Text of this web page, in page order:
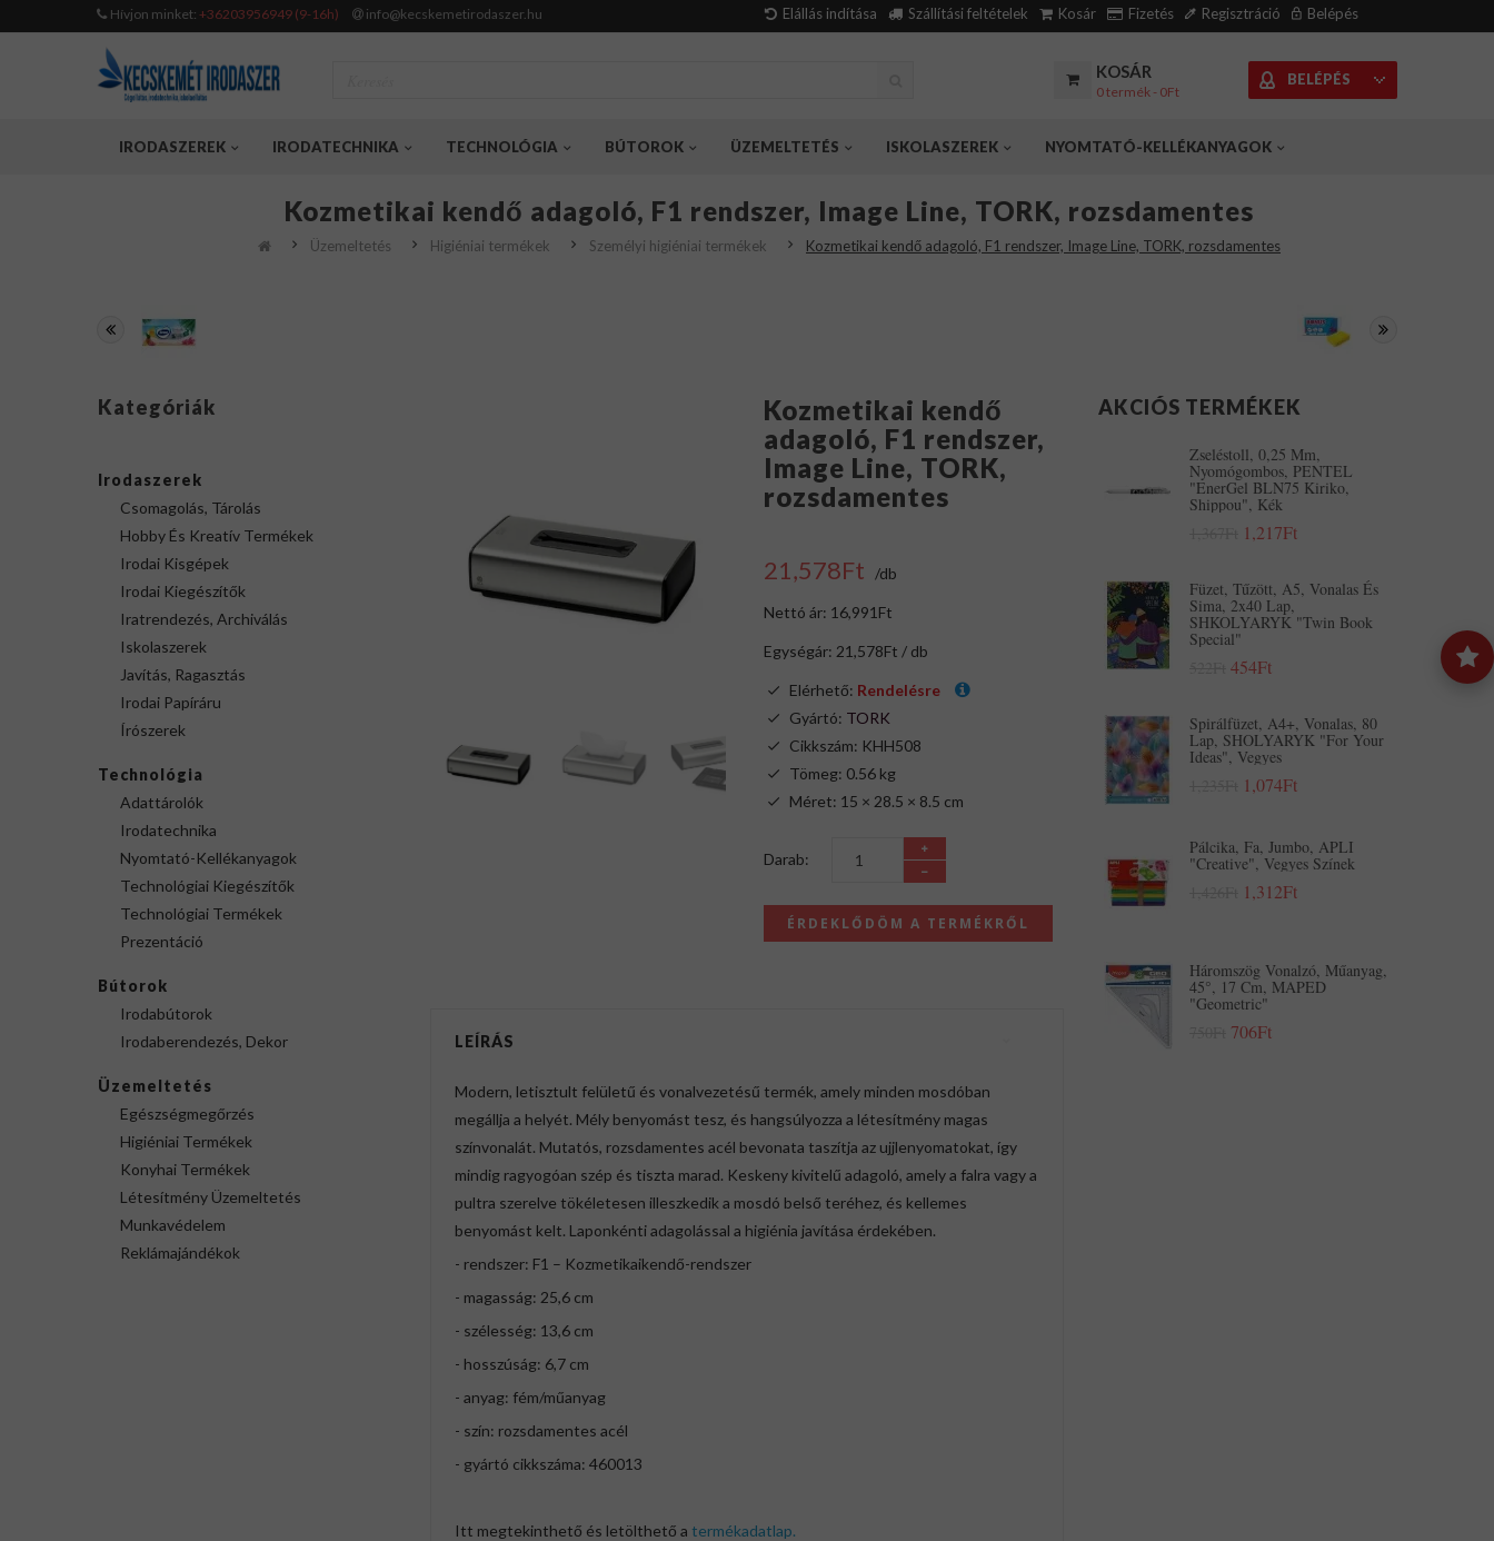
Hívjon minket: +36203956949 (9-16h) info@kecskemetirodaszer.hu Elállás indítása Szállítási feltételek Kosár Fizetés Regisztráció Belépés
KOSÁR
0 termék - 0Ft
BELÉPÉS
IRODASZEREK IRODATECHNIKA TECHNOLÓGIA BÚTOROK ÜZEMELTETÉS ISKOLASZEREK NYOMTATÓ-KELLÉKANYAGOK
Kozmetikai kendő adagoló, F1 rendszer, Image Line, TORK, rozsdamentes
Üzemeltetés Higiéniai termékek Személyi higiéniai termékek Kozmetikai kendő adagoló, F1 rendszer, Image Line, TORK, rozsdamentes
Kategóriák
Irodaszerek
Csomagolás, Tárolás
Hobby És Kreatív Termékek
Irodai Kisgépek
Irodai Kiegészítők
Iratrendezés, Archiválás
Iskolaszerek
Javítás, Ragasztás
Irodai Papíráru
Írószerek
Technológia
Adattárolók
Irodatechnika
Nyomtató-Kellékanyagok
Technológiai Kiegészítők
Technológiai Termékek
Prezentáció
Bútorok
Irodabútorok
Irodaberendezés, Dekor
Üzemeltetés
Egészségmegőrzés
Higiéniai Termékek
Konyhai Termékek
Létesítmény Üzemeltetés
Munkavédelem
Reklámajándékok
Kozmetikai kendő
adagoló, F1 rendszer,
Image Line, TORK,
rozsdamentes
21,578Ft /db
Nettó ár: 16,991Ft
Egységár: 21,578Ft / db
Elérhető: Rendelésre
Gyártó: TORK
Cikkszám: KHH508
Tömeg: 0.56 kg
Méret: 15 × 28.5 × 8.5 cm
Darab:
ÉRDEKLŐDÖM A TERMÉKRŐL
LEÍRÁS
Modern, letisztult felületű és vonalvezetésű termék, amely minden mosdóban
megállja a helyét. Mély benyomást tesz, és hangsúlyozza a létesítmény magas
színvonalát. Mutatós, rozsdamentes acél bevonata taszítja az ujjlenyomatokat, így
mindig ragyogóan szép és tiszta marad. Keskeny kivitelű adagoló, amely a falra vagy a
pultra szerelve tökéletesen illeszkedik a mosdó belső teréhez, és kellemes
benyomást kelt. Laponkénti adagolással a higiénia javítása érdekében.
- rendszer: F1 – Kozmetikaikendő-rendszer
- magasság: 25,6 cm
- szélesség: 13,6 cm
- hosszúság: 6,7 cm
- anyag: fém/műanyag
- szín: rozsdamentes acél
- gyártó cikkszáma: 460013
Itt megtekinthető és letölthető a termékadatlap.
AKCIÓS TERMÉKEK
Zseléstoll, 0,25 Mm,
Nyomógombos, PENTEL
"EnerGel BLN75 Kiriko,
Shippou", Kék
1,217Ft
Füzet, Tűzött, A5, Vonalas És
Sima, 2x40 Lap,
SHKOLYARYK "Twin Book
Special"
454Ft
Spirálfüzet, A4+, Vonalas, 80
Lap, SHOLYARYK "For Your
Ideas", Vegyes
1,074Ft
Pálcika, Fa, Jumbo, APLI
"Creative", Vegyes Színek
1,312Ft
Háromszög Vonalzó, Műanyag,
45°, 17 Cm, MAPED
"Geometric"
706Ft